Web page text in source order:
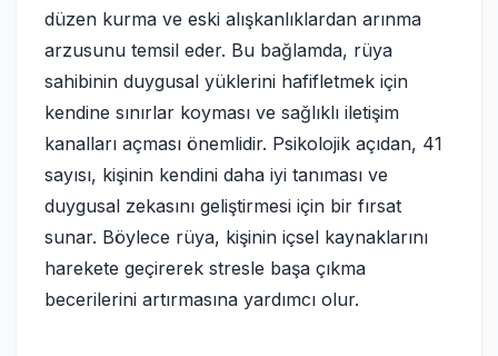
düzen kurma ve eski alışkanlıklardan arınma
arzusunu temsil eder. Bu bağlamda, rüya
sahibinin duygusal yüklerini hafifletmek için
kendine sınırlar koyması ve sağlıklı iletişim
kanalları açması önemlidir. Psikolojik açıdan, 41
sayısı, kişinin kendini daha iyi tanıması ve
duygusal zekasını geliştirmesi için bir fırsat
sunar. Böylece rüya, kişinin içsel kaynaklarını
harekete geçirerek stresle başa çıkma
becerilerini artırmasına yardımcı olur.